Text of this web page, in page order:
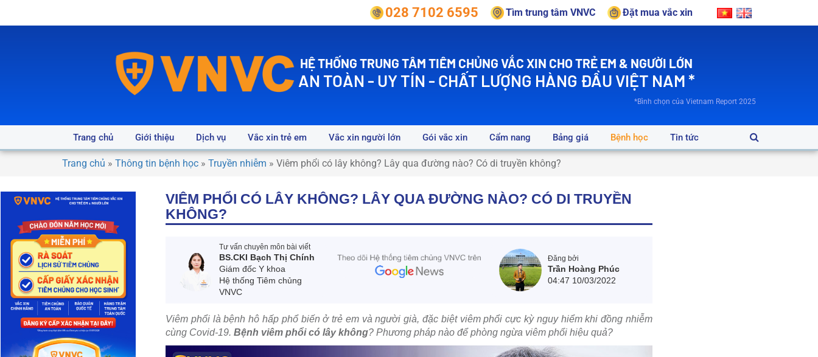
028 7102 6595 Tìm trung tâm VNVC Đặt mua vắc xin
HỆ THỐNG TRUNG TÂM TIÊM CHỦNG VẮC XIN CHO TRẺ EM & NGƯỜI LỚN
AN TOÀN - UY TÍN - CHẤT LƯỢNG HÀNG ĐẦU VIỆT NAM *
*Bình chọn của Vietnam Report 2025
Trang chủ Giới thiệu Dịch vụ Vắc xin trẻ em Vắc xin người lớn Gói vắc xin Cẩm nang Bảng giá Bệnh học Tin tức
Trang chủ » Thông tin bệnh học » Truyền nhiễm » Viêm phổi có lây không? Lây qua đường nào? Có di truyền không?
VIÊM PHỔI CÓ LÂY KHÔNG? LÂY QUA ĐƯỜNG NÀO? CÓ DI TRUYỀN
KHÔNG?
Tư vấn chuyên môn bài viết
BS.CKI Bạch Thị Chính
Giám đốc Y khoa
Hệ thống Tiêm chủng
VNVC
Đăng bởi
Trần Hoàng Phúc
04:47 10/03/2022
Viêm phổi là bệnh hô hấp phổ biến ở trẻ em và người già, đặc biệt viêm phổi cực kỳ nguy hiểm khi đồng nhiễm
cùng Covid-19. Bệnh viêm phổi có lây không? Phương pháp nào để phòng ngừa viêm phổi hiệu quả?